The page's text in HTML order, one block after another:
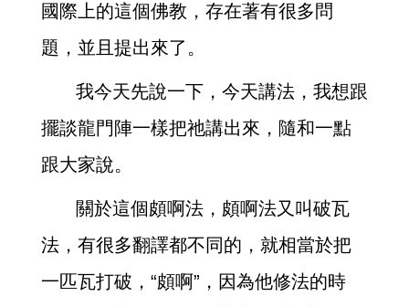
國際上的這個佛教，存在著有很多問
題，並且提出來了。
我今天先說一下，今天講法，我想跟
擺談龍門陣一樣把祂講出來，隨和一點
跟大家說。
關於這個頗啊法，頗啊法又叫破瓦
法，有很多翻譯都不同的，就相當於把
一匹瓦打破，“頗啊”，因為他修法的時